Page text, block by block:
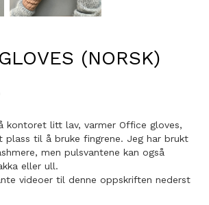
(NORSK)
kontoret litt lav, varmer Office gloves,
til å bruke fingrene. Jeg har brukt
men pulsvantene kan også
eller ull.
videoer til denne oppskriften nederst